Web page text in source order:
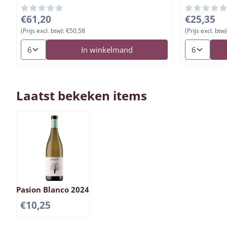
Prijs: 61,20, exclusief btw: 50,58
€61,20
(Prijs excl. btw):€50,58
Aantal kiezen voor Torres Milmanda Chardonnay 2021-
In winkelmand
Prijs:
€25,35
(Prijs excl.
Aantal
Laatst bekeken items
Pasion Blanco 2024
€10,25